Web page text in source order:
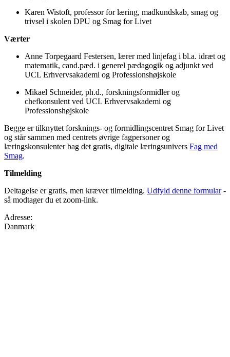
Karen Wistoft, professor for læring, madkundskab, smag og
trivsel i skolen DPU og Smag for Livet
Værter
Anne Torpegaard Festersen, lærer med linjefag i bl.a. idræt og
matematik, cand.pæd. i generel pædagogik og adjunkt ved
UCL Erhvervsakademi og Professionshøjskole
Mikael Schneider, ph.d., forskningsformidler og
chefkonsulent ved UCL Erhvervsakademi og
Professionshøjskole
Begge er tilknyttet forsknings- og formidlingscentret Smag for Livet
og står sammen med centrets øvrige fagpersoner og
læringskonsulenter bag det gratis, digitale læringsunivers Fag med
Smag.
Tilmelding
Deltagelse er gratis, men kræver tilmelding. Udfyld denne formular-
så modtager du et zoom-link.
Adresse:
Danmark